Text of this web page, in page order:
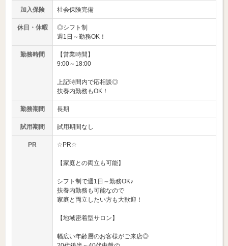
加入保険 社会保険完備
休日・休暇
◎シフト制
週1日～勤務OK！
勤務時間
【営業時間】
9:00～18:00
上記時間内で応相談◎
扶養内勤務もOK！
勤務期間 長期
試用期間 試用期間なし
PR ☆PR☆
【家庭との両立も可能】
シフト制で週1日～勤務OK♪
扶養内勤務も可能なので
家庭と両立したい方も大歓迎！
【地域密着型サロン】
幅広い年齢層のお客様がご来店◎